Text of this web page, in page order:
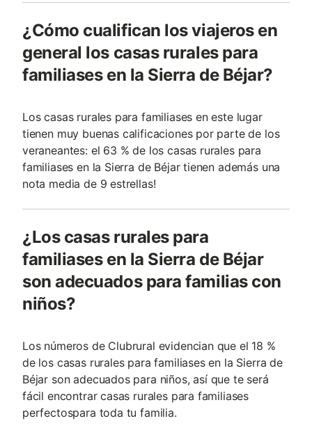
¿Cómo cualifican los viajeros en
general los casas rurales para
familiases en la Sierra de Béjar?
Los casas rurales para familiases en este lugar
tienen muy buenas calificaciones por parte de los
veraneantes: el 63 % de los casas rurales para
familiases en la Sierra de Béjar tienen además una
nota media de 9 estrellas!
¿Los casas rurales para
familiases en la Sierra de Béjar
son adecuados para familias con
niños?
Los números de Clubrural evidencian que el 18 %
de los casas rurales para familiases en la Sierra de
Béjar son adecuados para niños, así que te será
fácil encontrar casas rurales para familiases
perfectospara toda tu familia.